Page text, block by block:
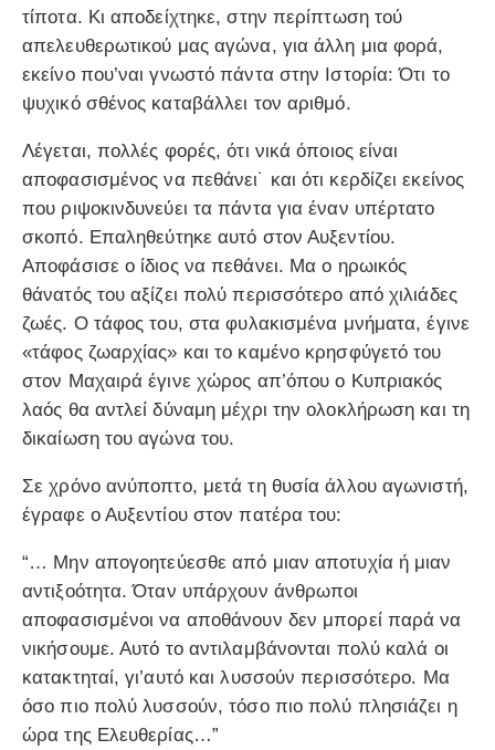
τίποτα. Κι αποδείχτηκε, στην περίπτωση τού
απελευθερωτικού μας αγώνα, για άλλη μια φορά,
εκείνο που’ναι γνωστό πάντα στην Ιστορία: Ότι το
ψυχικό σθένος καταβάλλει τον αριθμό.
Λέγεται, πολλές φορές, ότι νικά όποιος είναι
αποφασισμένος να πεθάνει˙ και ότι κερδίζει εκείνος
που ριψοκινδυνεύει τα πάντα για έναν υπέρτατο
σκοπό. Επαληθεύτηκε αυτό στον Αυξεντίου.
Αποφάσισε ο ίδιος να πεθάνει. Μα ο ηρωικός
θάνατός του αξίζει πολύ περισσότερο από χιλιάδες
ζωές. Ο τάφος του, στα φυλακισμένα μνήματα, έγινε
«τάφος ζωαρχίας» και το καμένο κρησφύγετό του
στον Μαχαιρά έγινε χώρος απ’όπου ο Κυπριακός
λαός θα αντλεί δύναμη μέχρι την ολοκλήρωση και τη
δικαίωση του αγώνα του.
Σε χρόνο ανύποπτο, μετά τη θυσία άλλου αγωνιστή,
έγραφε ο Αυξεντίου στον πατέρα του:
“… Μην απογοητεύεσθε από μιαν αποτυχία ή μιαν
αντιξοότητα. Όταν υπάρχουν άνθρωποι
αποφασισμένοι να αποθάνουν δεν μπορεί παρά να
νικήσουμε. Αυτό το αντιλαμβάνονται πολύ καλά οι
κατακτηταί, γι’αυτό και λυσσούν περισσότερο. Μα
όσο πιο πολύ λυσσούν, τόσο πιο πολύ πλησιάζει η
ώρα της Ελευθερίας…”